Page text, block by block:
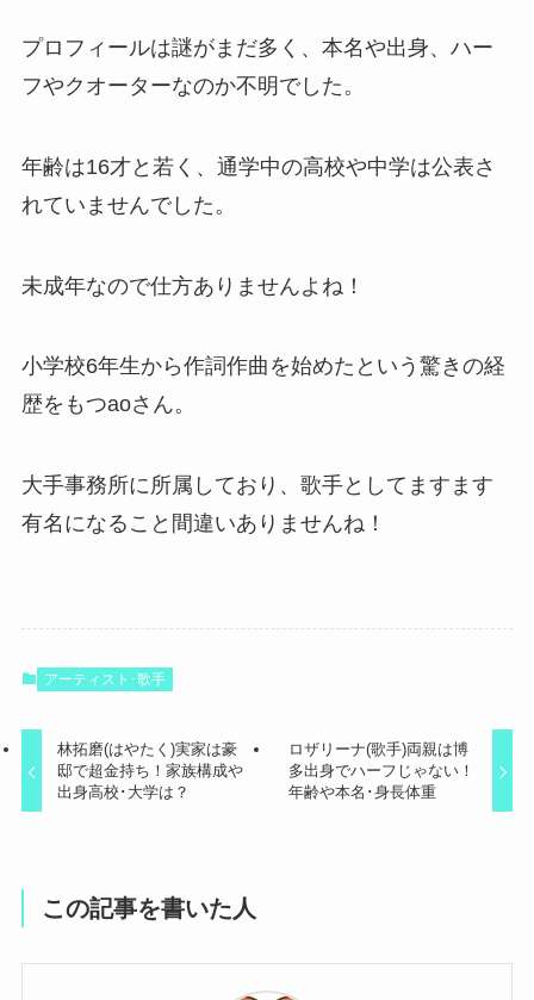
プロフィールは謎がまだ多く、本名や出身、ハー
フやクオーターなのか不明でした。
年齢は16才と若く、通学中の高校や中学は公表さ
れていませんでした。
未成年なので仕方ありませんよね！
小学校6年生から作詞作曲を始めたという驚きの経
歴をもつaoさん。
大手事務所に所属しており、歌手としてますます
有名になること間違いありませんね！
アーティスト･歌手
林拓磨(はやたく)実家は豪
邸で超金持ち！家族構成や
出身高校･大学は？
ロザリーナ(歌手)両親は博
多出身でハーフじゃない！
年齢や本名･身長体重
この記事を書いた人